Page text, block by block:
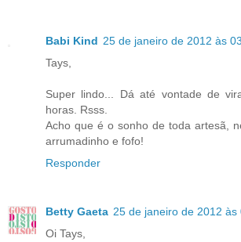
Babi Kind 25 de janeiro de 2012 às
Tays,
Super lindo... Dá até vontade de
horas. Rsss.
Acho que é o sonho de toda artesã,
arrumadinho e fofo!
Responder
Betty Gaeta 25 de janeiro de 2012 às
Oi Tays,